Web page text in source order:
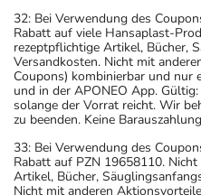
32: Bei Verwendung des
Rabatt auf viele Hansaplast-
rezeptpflichtige Artikel, Bücher,
Versandkosten. Nicht mit
Coupons) kombinierbar und nur
und in der APONEO App.
solange der Vorrat reicht. Wir
zu beenden. Keine
33: Bei Verwendung des
Rabatt auf PZN 19658110.
Artikel, Bücher,
Nicht mit anderen